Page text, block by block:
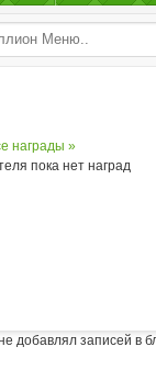
награды »
пока нет наград
добавлял записей в